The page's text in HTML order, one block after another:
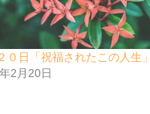
０日「祝福されたこの人生」
2月20日